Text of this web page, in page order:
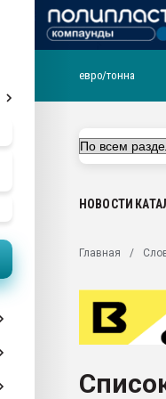
29.07.2026 ФРП помог
Вакуум-формовочные
ближайшее
28.07.2026
первый план в
ситуацией на
евро/тонна
НОВОСТИ
Главная